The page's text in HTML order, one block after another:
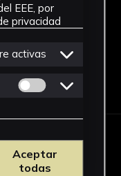
EEE, por
privacidad
activas
Permitir cookies
Aceptar
todas